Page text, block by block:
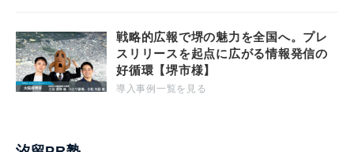
戦略的広報で堺の魅力を全国へ。プレ
スリリースを起点に広がる情報発信の
好循環【堺市様】
導入事例一覧を見る